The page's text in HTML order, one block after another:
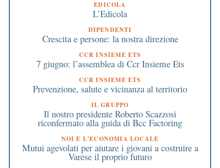
EDICOLA
L’Edicola
DIPENDENTI
Crescita e persone: la nostra direzione
CCR INSIEME ETS
7 giugno: l’assemblea di Ccr Insieme Ets
CCR INSIEME ETS
Prevenzione, salute e vicinanza al territorio
IL GRUPPO
Il nostro presidente Roberto Scazzosi
riconfermato alla guida di Bcc Factoring
NOI E L'ECONOMIA LOCALE
Mutui agevolati per aiutare i giovani a costruire a
Varese il proprio futuro